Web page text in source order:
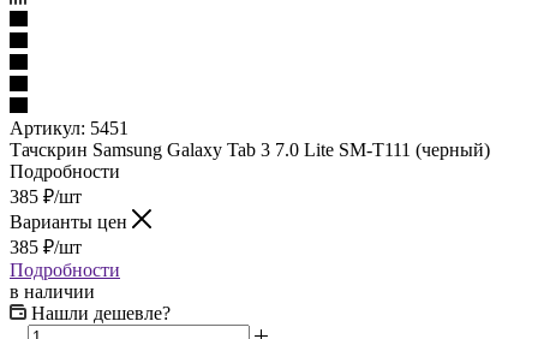
Артикул: 5451
Тачскрин Samsung Galaxy Tab 3 7.0 Lite SM-T111 (черный)
Подробности
385 ₽/шт
Варианты цен
385 ₽/шт
Подробности
в наличии
Нашли дешевле?